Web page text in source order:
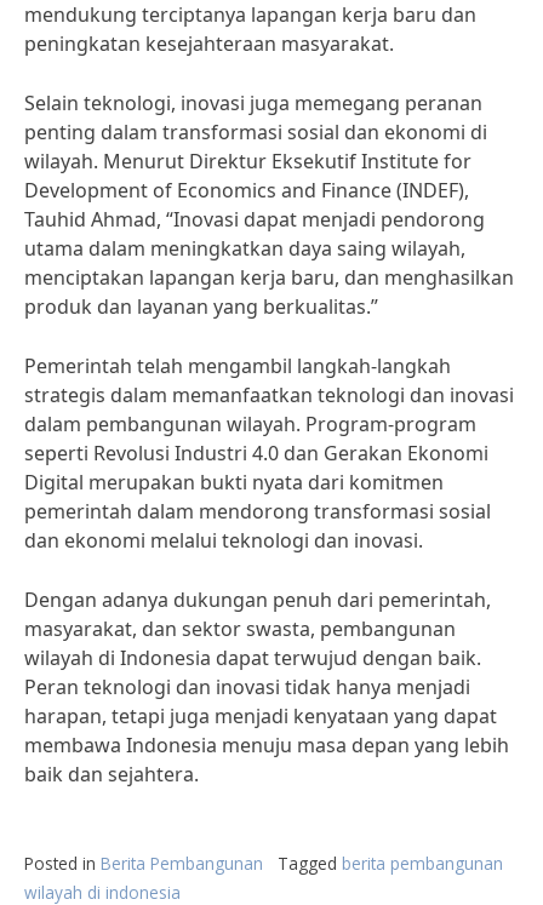
mendukung terciptanya lapangan kerja baru dan
peningkatan kesejahteraan masyarakat.
Selain teknologi, inovasi juga memegang peranan
penting dalam transformasi sosial dan ekonomi di
wilayah. Menurut Direktur Eksekutif Institute for
Development of Economics and Finance (INDEF),
Tauhid Ahmad, “Inovasi dapat menjadi pendorong
utama dalam meningkatkan daya saing wilayah,
menciptakan lapangan kerja baru, dan menghasilkan
produk dan layanan yang berkualitas.”
Pemerintah telah mengambil langkah-langkah
strategis dalam memanfaatkan teknologi dan inovasi
dalam pembangunan wilayah. Program-program
seperti Revolusi Industri 4.0 dan Gerakan Ekonomi
Digital merupakan bukti nyata dari komitmen
pemerintah dalam mendorong transformasi sosial
dan ekonomi melalui teknologi dan inovasi.
Dengan adanya dukungan penuh dari pemerintah,
masyarakat, dan sektor swasta, pembangunan
wilayah di Indonesia dapat terwujud dengan baik.
Peran teknologi dan inovasi tidak hanya menjadi
harapan, tetapi juga menjadi kenyataan yang dapat
membawa Indonesia menuju masa depan yang lebih
baik dan sejahtera.
Posted in Berita Pembangunan Tagged berita pembangunan
wilayah di indonesia